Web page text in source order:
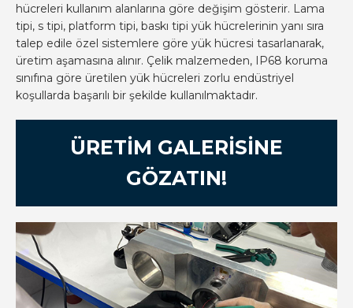
hücreleri kullanım alanlarına göre değişim gösterir. Lama
tipi, s tipi, platform tipi, baskı tipi yük hücrelerinin yanı sıra
talep edile özel sistemlere göre yük hücresi tasarlanarak,
üretim aşamasına alınır. Çelik malzemeden, IP68 koruma
sınıfına göre üretilen yük hücreleri zorlu endüstriyel
koşullarda başarılı bir şekilde kullanılmaktadır.
ÜRETIM GALERISINE
GÖZATIN!